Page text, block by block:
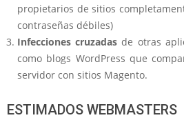
propietarios de sitios
contraseñas débiles)
Infecciones cruzadas de otras
como blogs WordPress que
servidor con sitios Magento.
ESTIMADOS WEBMASTERS